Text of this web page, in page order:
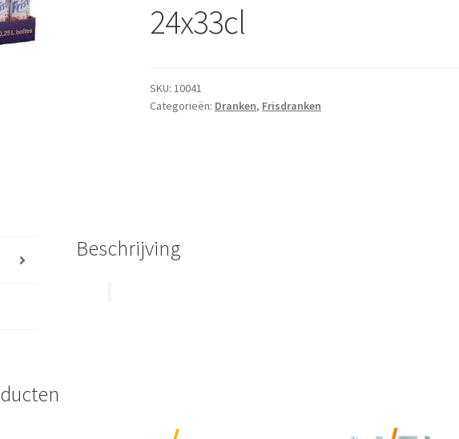
24x33cl
SKU:10041
Categorieën: Dranken, Frisdranken
Beschrijving